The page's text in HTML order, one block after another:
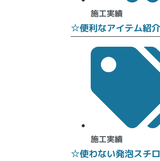
施工実績
☆便利なアイテム紹介
施工実績
☆使わない発泡スチ